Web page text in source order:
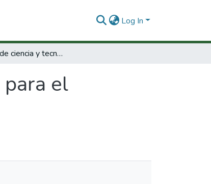
Log In
Programa de ciencia y tecnología para el desarrollo, v centenario (CYTED-D).
el